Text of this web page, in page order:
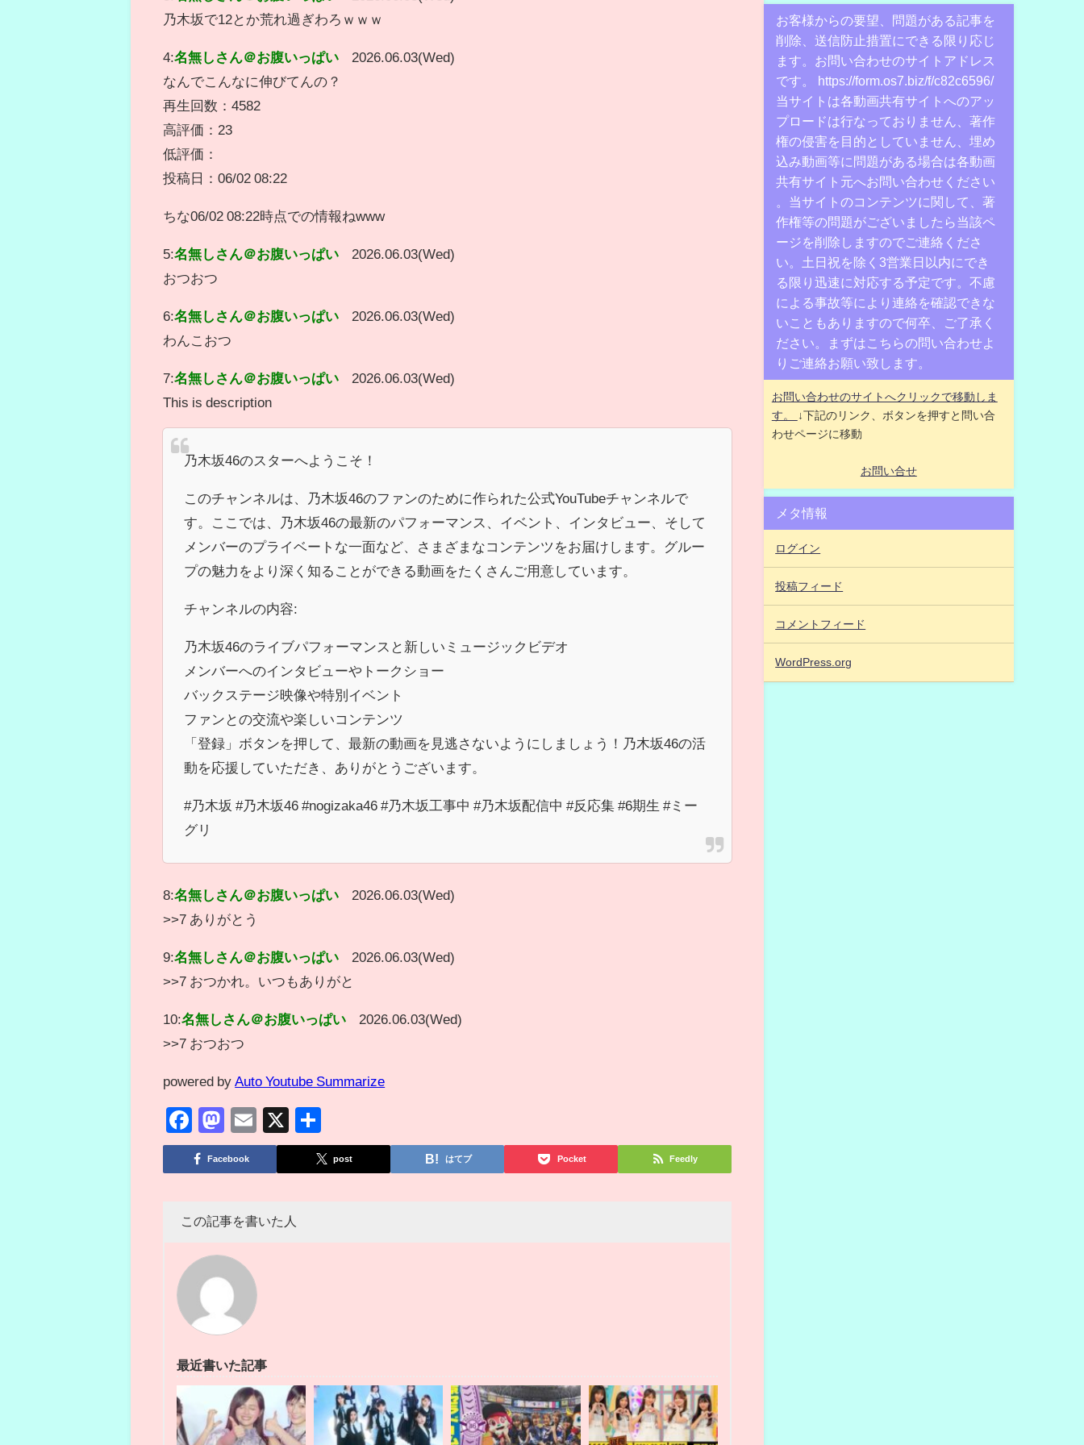
乃木坂で12とか荒れ過ぎわろｗｗｗ
4:名無しさん＠お腹いっぱい
2026.06.03(Wed)
なんでこんなに伸びてんの？
再生回数：4582
高評価：23
低評価：
投稿日：06/02 08:22
ちな06/02 08:22時点での情報ねwww
5:名無しさん＠お腹いっぱい
2026.06.03(Wed)
おつおつ
6:名無しさん＠お腹いっぱい
2026.06.03(Wed)
わんこおつ
7:名無しさん＠お腹いっぱい
2026.06.03(Wed)
This is description
乃木坂46のスターへようこそ！
このチャンネルは、乃木坂46のファンのために作られた公式YouTubeチャンネルで
す。ここでは、乃木坂46の最新のパフォーマンス、イベント、インタビュー、そして
メンバーのプライベートな一面など、さまざまなコンテンツをお届けします。グルー
プの魅力をより深く知ることができる動画をたくさんご用意しています。
チャンネルの内容:
乃木坂46のライブパフォーマンスと新しいミュージックビデオ
メンバーへのインタビューやトークショー
バックステージ映像や特別イベント
ファンとの交流や楽しいコンテンツ
「登録」ボタンを押して、最新の動画を見逃さないようにしましょう！乃木坂46の活
動を応援していただき、ありがとうございます。
#乃木坂 #乃木坂46 #nogizaka46 #乃木坂工事中 #乃木坂配信中 #反応集 #6期生 #ミー
グリ
8:名無しさん＠お腹いっぱい
2026.06.03(Wed)
>>7 ありがとう
9:名無しさん＠お腹いっぱい
2026.06.03(Wed)
>>7 おつかれ。いつもありがと
10:名無しさん＠お腹いっぱい
2026.06.03(Wed)
>>7 おつおつ
powered by Auto Youtube Summarize
Facebook
Mastodon
Email
X
有
Facebook post はてブ Pocket Feedly
この記事を書いた人
最近書いた記事
お客様からの要望、問題がある記事を
削除、送信防止措置にできる限り応じ
ます。お問い合わせのサイトアドレス
です。 https://form.os7.biz/f/c82c6596/
当サイトは各動画共有サイトへのアッ
プロードは行なっておりません、著作
権の侵害を目的としていません、埋め
込み動画等に問題がある場合は各動画
共有サイト元へお問い合わせください
。当サイトのコンテンツに関して、著
作権等の問題がございましたら当該ペ
ージを削除しますのでご連絡くださ
い。土日祝を除く3営業日以内にでき
る限り迅速に対応する予定です。不慮
による事故等により連絡を確認できな
いこともありますので何卒、ご了承く
ださい。まずはこちらの問い合わせよ
りご連絡お願い致します。
お問い合わせのサイトへクリックで移動しま
す。
↓下記のリンク、ボタンを押すと問い合
わせページに移動
お問い合せ
メタ情報
ログイン
投稿フィード
コメントフィード
WordPress.org